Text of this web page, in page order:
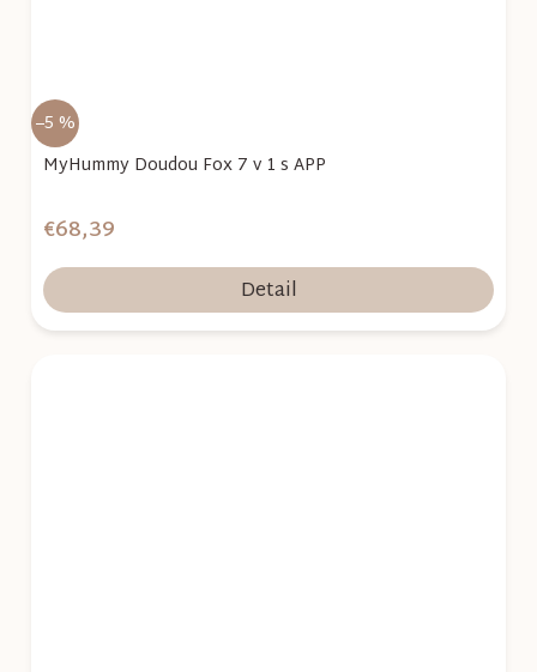
–5 %
MyHummy Doudou Fox 7 v 1 s APP
€68,39
Detail